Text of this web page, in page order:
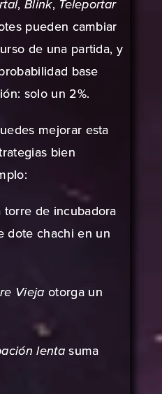
, Blink, Teleportar
pueden cambiar
de una partida, y
base
solo un 2%.
mejorar esta
bien
torre de incubadora
dote chachi en un
Vieja otorga un
lentasuma